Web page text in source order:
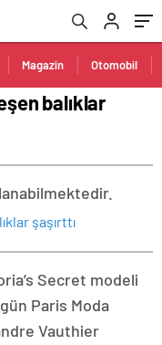
Magazin Otomobil
balıklar
Secret modeli
Paris Moda
Vauthier